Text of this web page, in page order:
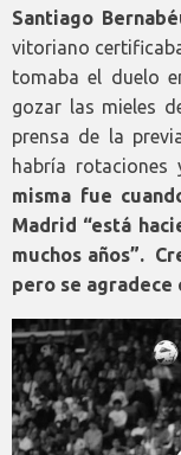
Santiago
vitoriano
tomaba el duelo
gozar las mieles
prensa de la
habría rotaciones
misma fue
Madrid “está
muchos años”.
pero se agradece